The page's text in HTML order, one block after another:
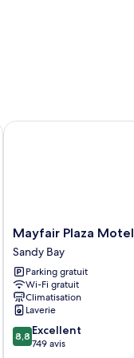
Mayfair
Plaza
Motel
Sandy
Bay
Mayfair Plaza Motel
Sandy Bay
Parking gratuit
Wi-Fi gratuit
Climatisation
Laverie
8.8
sur
8,8 Excellent
749 avis
Mayfair Plaza Motel